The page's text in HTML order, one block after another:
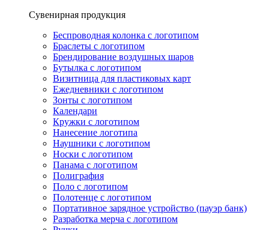
Сувенирная продукция
Беспроводная колонка с логотипом
Браслеты с логотипом
Брендирование воздушных шаров
Бутылка с логотипом
Визитница для пластиковых карт
Ежедневники с логотипом
Зонты с логотипом
Календари
Кружки с логотипом
Нанесение логотипа
Наушники с логотипом
Носки с логотипом
Панама с логотипом
Полиграфия
Поло с логотипом
Полотенце с логотипом
Портативное зарядное устройство (пауэр банк)
Разработка мерча с логотипом